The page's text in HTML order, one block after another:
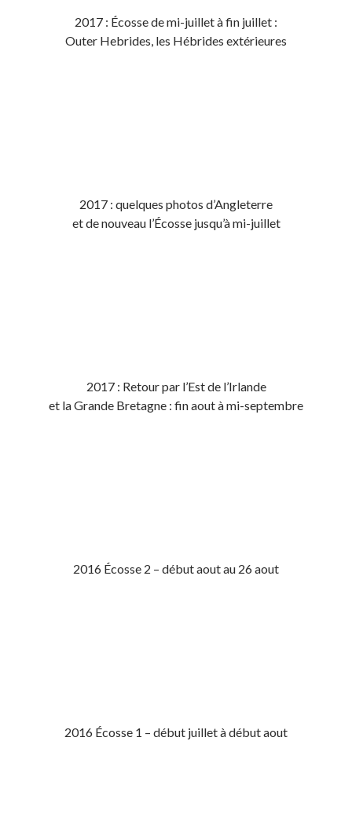
2017 : Écosse de mi-juillet à fin juillet :
Outer Hebrides, les Hébrides extérieures
2017 : quelques photos d’Angleterre
et de nouveau l’Écosse jusqu’à mi-juillet
2017 : Retour par l’Est de l’Irlande
et la Grande Bretagne : fin aout à mi-septembre
2016 Écosse 2 – début aout au 26 aout
2016 Écosse 1 – début juillet à début aout